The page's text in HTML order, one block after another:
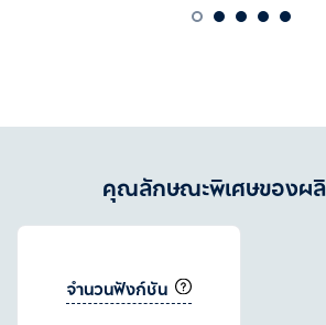
คุณลักษณะพิเศษของ
จำนวนฟังก์ชัน